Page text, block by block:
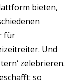
bieten,
für
Und
zelebrieren.
so